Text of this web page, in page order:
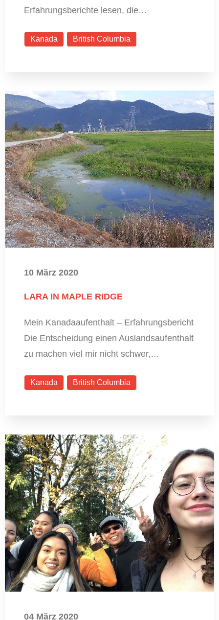
Erfahrungsberichte lesen, die…
Kanada British Columbia
10 März 2020
LARA IN MAPLE RIDGE
Mein Kanadaaufenthalt – Erfahrungsbericht
Die Entscheidung einen Auslandsaufenthalt
zu machen viel mir nicht schwer,…
Kanada British Columbia
04 März 2020